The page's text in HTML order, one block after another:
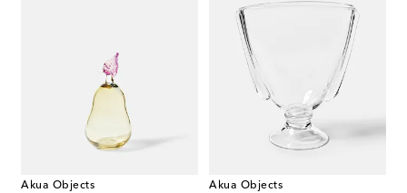
Akua Objects
Akua Objects